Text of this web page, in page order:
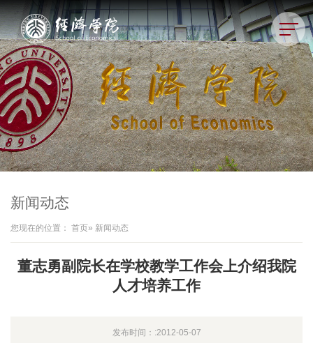
新闻动态
您现在的位置： 首页» 新闻动态
董志勇副院长在学校教学工作会上介绍我院
人才培养工作
发布时间：:2012-05-07